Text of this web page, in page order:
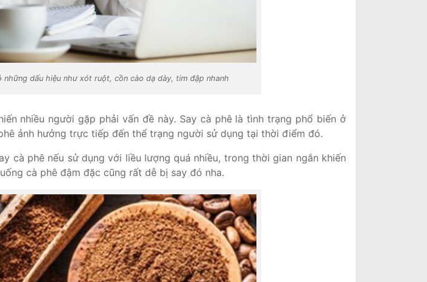
dấu hiệu như xót ruột, cồn cào dạ dày, tim đập nhanh
nhiều người gặp phải vấn đề này. Say cà phê là tình trạng phổ biến ở
ảnh hưởng trực tiếp đến thể trạng người sử dụng tại thời điểm đó.
cà phê nếu sử dụng với liều lượng quá nhiều, trong thời gian ngắn khiến
cà phê đậm đặc cũng rất dễ bị say đó nha.